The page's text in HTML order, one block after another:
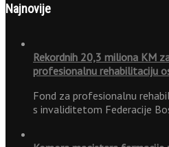
Najnovije
Rekordnih 20,3 miliona KM
profesionalnu rehabilitaciju
Fond za profesionalnu
s invaliditetom Federacije